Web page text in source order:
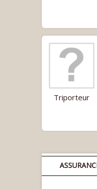
Triporteur